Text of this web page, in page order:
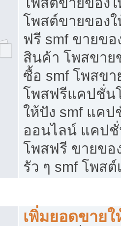
โพสต์ขายของ
ฟรี smf ขายข
สินค้า โพสขาย
ซื้อ smf โพสข
โพสฟรีแคปชั่น
ให้ปัง smf แค
ออนไลน์ แคป
โพสฟรี ขายขอ
รัว ๆ smf โพส
เพิ่มยอดขายใ